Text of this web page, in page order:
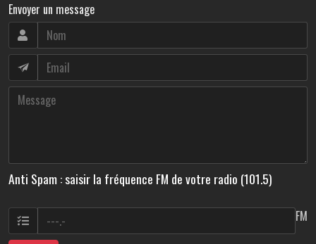
Envoyer un message
Anti Spam : saisir la fréquence FM de votre radio (101.5)
FM